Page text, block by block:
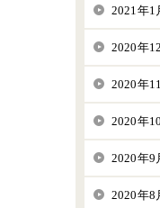
2021年1
2020年
2020年
2020年
2020年9
2020年8